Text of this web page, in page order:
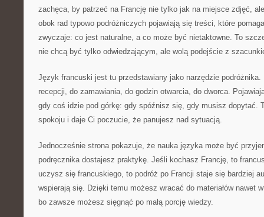
zachęca, by patrzeć na Francję nie tylko jak na miejsce zdjęć,
obok rad typowo podróżniczych pojawiają się treści, które
zwyczaje: co jest naturalne, a co może być nietaktowne. To
nie chcą być tylko odwiedzającym, ale wolą podejście z
Język francuski jest tu przedstawiany jako narzędzie podróżnika.
recepcji, do zamawiania, do godzin otwarcia, do dworca.
gdy coś idzie pod górkę: gdy spóźnisz się, gdy musisz dopytać.
spokoju i daje Ci poczucie, że panujesz nad sytuacją.
Jednocześnie strona pokazuje, że nauka języka może być
podręcznika dostajesz praktykę. Jeśli kochasz Francję, to
uczysz się francuskiego, to podróż po Francji staje się bardziej
wspierają się. Dzięki temu możesz wracać do materiałów nawet
bo zawsze możesz sięgnąć po małą porcję wiedzy.